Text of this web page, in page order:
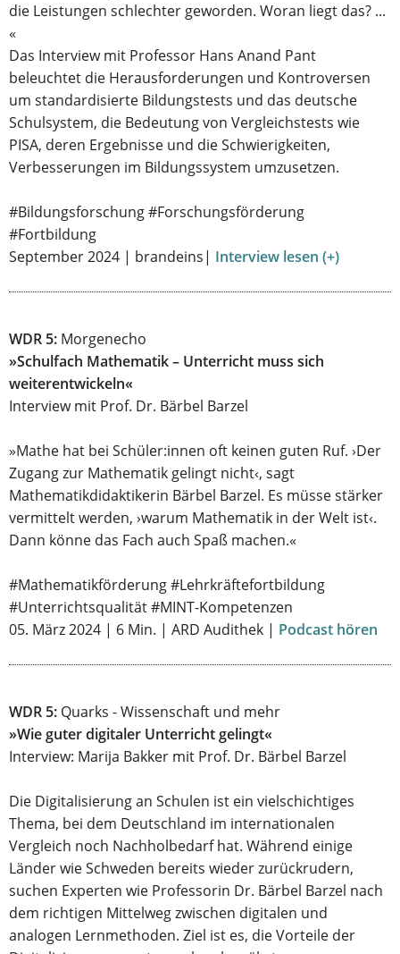
die Leistungen schlechter geworden. Woran liegt das? ...
«
Das Interview mit Professor Hans Anand Pant
beleuchtet die Herausforderungen und Kontroversen
um standardisierte Bildungstests und das deutsche
Schulsystem, die Bedeutung von Vergleichstests wie
PISA, deren Ergebnisse und die Schwierigkeiten,
Verbesserungen im Bildungssystem umzusetzen.
#Bildungsforschung #Forschungsförderung
#Fortbildung
September 2024 | brandeins| Interview lesen (+)
WDR 5: Morgenecho
»Schulfach Mathematik – Unterricht muss sich
weiterentwickeln«
Interview mit Prof. Dr. Bärbel Barzel
»Mathe hat bei Schüler:innen oft keinen guten Ruf. ›Der
Zugang zur Mathematik gelingt nicht‹, sagt
Mathematikdidaktikerin Bärbel Barzel. Es müsse stärker
vermittelt werden, ›warum Mathematik in der Welt ist‹.
Dann könne das Fach auch Spaß machen.«
#Mathematikförderung #Lehrkräftefortbildung
#Unterrichtsqualität #MINT-Kompetenzen
05. März 2024 | 6 Min. | ARD Audithek | Podcast hören
WDR 5: Quarks - Wissenschaft und mehr
»Wie guter digitaler Unterricht gelingt«
Interview: Marija Bakker mit Prof. Dr. Bärbel Barzel
Die Digitalisierung an Schulen ist ein vielschichtiges
Thema, bei dem Deutschland im internationalen
Vergleich noch Nachholbedarf hat. Während einige
Länder wie Schweden bereits wieder zurückrudern,
suchen Experten wie Professorin Dr. Bärbel Barzel nach
dem richtigen Mittelweg zwischen digitalen und
analogen Lernmethoden. Ziel ist es, die Vorteile der